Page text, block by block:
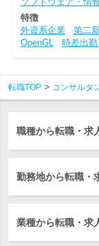
特徴
外資系企業
第二
OpenGL
時差出勤
転職TOP コンサルタ
職種から転職・求
勤務地から転職・
業種から転職・求